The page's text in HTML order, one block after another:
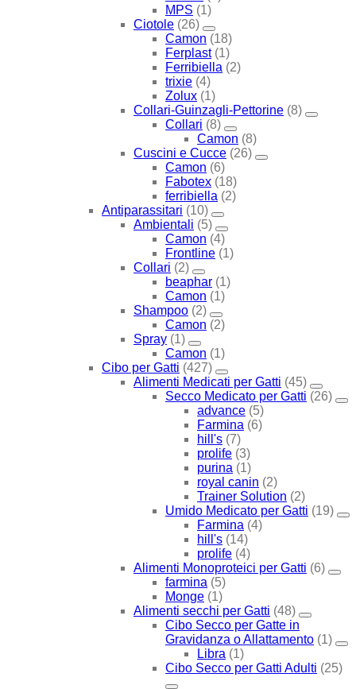
MPS (1)
Ciotole (26)
Camon (18)
Ferplast (1)
Ferribiella (2)
trixie (4)
Zolux (1)
Collari-Guinzagli-Pettorine (8)
Collari (8)
Camon (8)
Cuscini e Cucce (26)
Camon (6)
Fabotex (18)
ferribiella (2)
Antiparassitari (10)
Ambientali (5)
Camon (4)
Frontline (1)
Collari (2)
beaphar (1)
Camon (1)
Shampoo (2)
Camon (2)
Spray (1)
Camon (1)
Cibo per Gatti (427)
Alimenti Medicati per Gatti (45)
Secco Medicato per Gatti (26)
advance (5)
Farmina (6)
hill's (7)
prolife (3)
purina (1)
royal canin (2)
Trainer Solution (2)
Umido Medicato per Gatti (19)
Farmina (4)
hill's (14)
prolife (4)
Alimenti Monoproteici per Gatti (6)
farmina (5)
Monge (1)
Alimenti secchi per Gatti (48)
Cibo Secco per Gatte in
Gravidanza o Allattamento (1)
Libra (1)
Cibo Secco per Gatti Adulti (25)